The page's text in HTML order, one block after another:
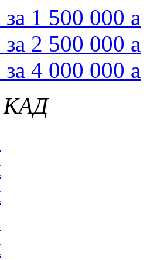
за 1 500 000 a
за 2 500 000 a
за 4 000 000 a
КАД